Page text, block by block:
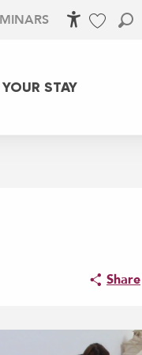
STAY
Share